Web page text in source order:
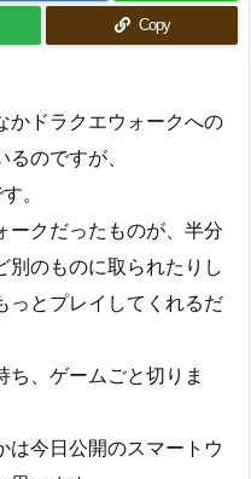
Copy
かドラクエウォークへの
のですが、
。
ークだったものが、半分
別のものに取られたりし
っとプレイしてくれるだ
、ゲームごと切りま
は今日公開のスマートウ